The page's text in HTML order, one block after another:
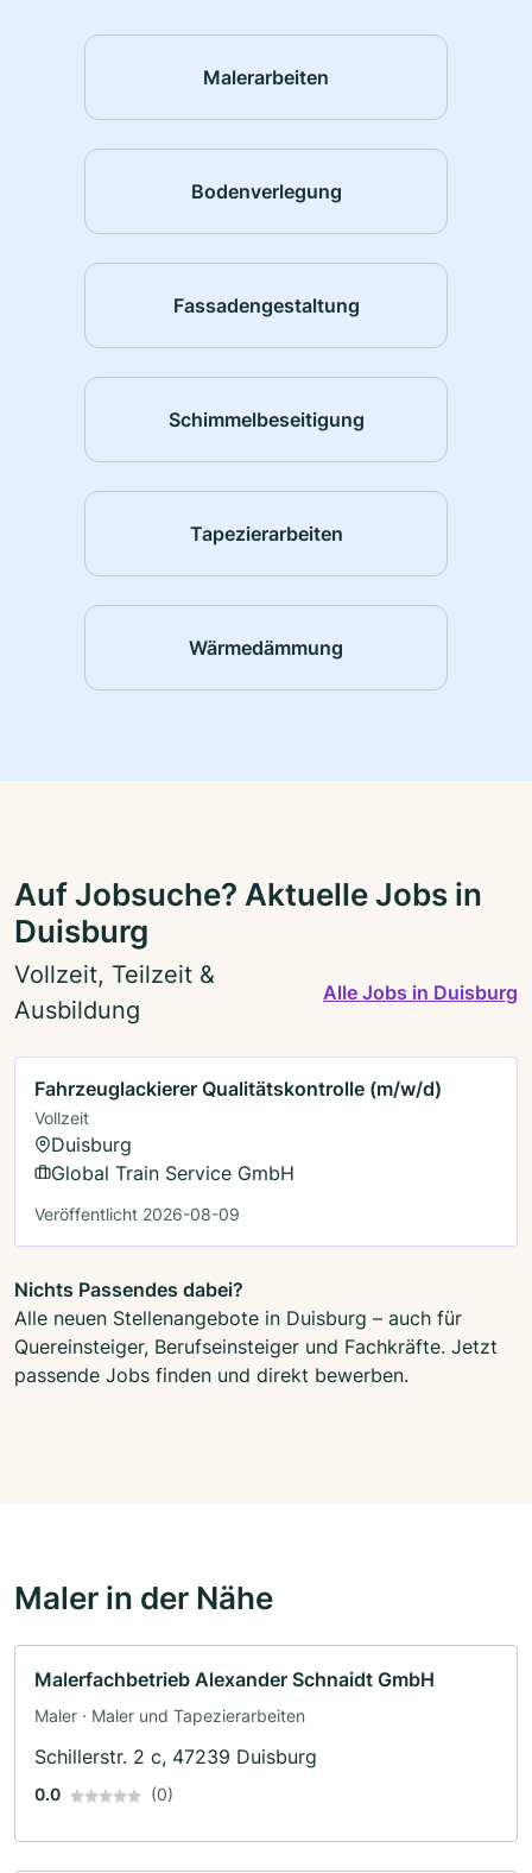
Malerarbeiten
Bodenverlegung
Fassadengestaltung
Schimmelbeseitigung
Tapezierarbeiten
Wärmedämmung
Auf Jobsuche? Aktuelle Jobs in
Duisburg
Vollzeit, Teilzeit &
Ausbildung
Alle Jobs in Duisburg
Fahrzeuglackierer Qualitätskontrolle (m/w/d)
Vollzeit
Duisburg
Global Train Service GmbH
Veröffentlicht 2026-08-09
Nichts Passendes dabei?
Alle neuen Stellenangebote in Duisburg – auch für
Quereinsteiger, Berufseinsteiger und Fachkräfte. Jetzt
passende Jobs finden und direkt bewerben.
Maler in der Nähe
Malerfachbetrieb Alexander Schnaidt GmbH
Maler · Maler und Tapezierarbeiten
Schillerstr. 2 c, 47239 Duisburg
0.0 (0)